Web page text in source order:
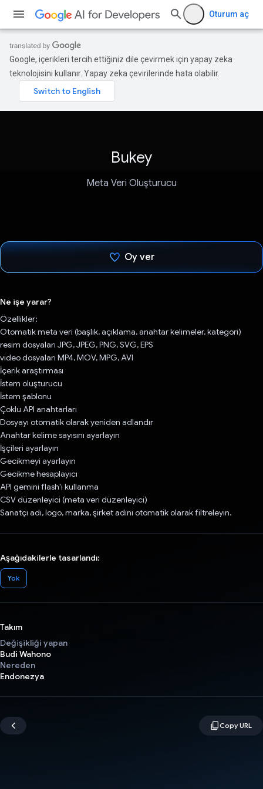
Oturum aç
Google, içerikleri tercih ettiğiniz dile çevirmek için yapay zeka
teknolojisini kullanır. Yapay zeka çevirilerinde hata olabilir.
Bukey
Meta Veri Oluşturucu
Oy ver
Ne işe yarar?
Özellikler:
Otomatik meta veri (başlık, açıklama, anahtar kelimeler, kategori)
resim dosyaları JPG, JPEG, PNG, SVG, EPS
video dosyaları MP4, MOV, MPG, AVI
İçerik araştırması
İstem oluşturucu
İstem şablonu
Çoklu API anahtarları
Dosyayı otomatik olarak yeniden adlandır
Anahtar kelime sayısını ayarlayın
İşçileri ayarlayın
Gecikmeyi ayarlayın
Gecikme hesaplayıcı
API gemini flash'ı kullanma
CSV düzenleyici (meta veri düzenleyici)
Sanatçı adı, logo, marka, şirket adını otomatik olarak filtreleyin.
Aşağıdakilerle tasarlandı:
Yok
Takım
Değişikliği yapan
Budi Wahono
Nereden
Endonezya